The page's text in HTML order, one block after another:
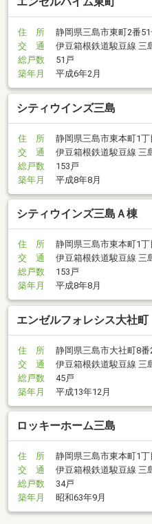
住 所
静岡県三島市東町2番
交 通
伊豆箱根鉄道駿豆線 三
総戸数
51戸
築年月
平成6年2月
シティウインズ三島
住 所
静岡県三島市東本町1
交 通
伊豆箱根鉄道駿豆線 三
総戸数
153戸
築年月
平成8年8月
シティウインズ三島Ａ棟
住 所
静岡県三島市東本町1
交 通
伊豆箱根鉄道駿豆線 三
総戸数
153戸
築年月
平成8年8月
エンゼルフォレシス大社町
住 所
静岡県三島市大社町8番
交 通
伊豆箱根鉄道駿豆線 三
総戸数
45戸
築年月
平成13年12月
ロッキーホーム三島
住 所
静岡県三島市東本町1
交 通
伊豆箱根鉄道駿豆線 三
総戸数
34戸
築年月
昭和63年9月